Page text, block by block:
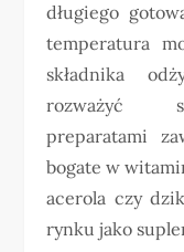
długiego
temperatura
składnika
rozważyć
preparatami
bogate w
acerola czy
rynku jako